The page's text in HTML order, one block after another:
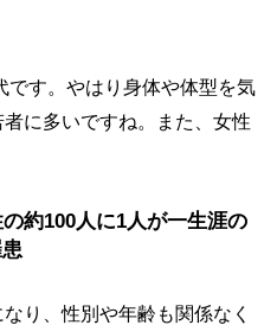
す。やはり身体や体型を気
に多いですね。また、女性
約100人に1人が一生涯の
り、性別や年齢も関係なく